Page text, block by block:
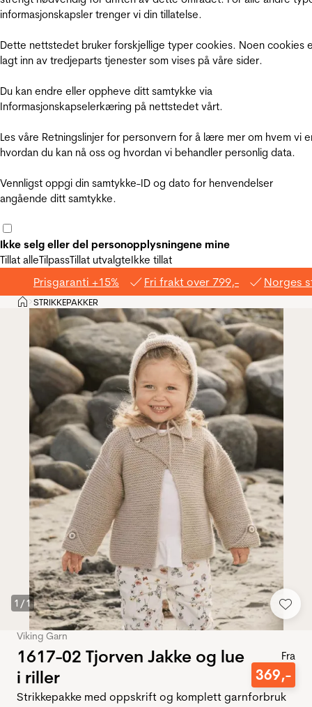
informasjonskapsler trenger vi din tillatelse.
Dette nettstedet bruker forskjellige typer cookies. Noen cookies
lagt inn av tredjeparts tjenester som vises på våre sider.
Du kan endre eller oppheve ditt samtykke via
Informasjonskapselerkæring på nettstedet vårt.
Les våre Retningslinjer for personvern for å lære mer om hvem vi
hvordan du kan nå oss og hvordan vi behandler personlig data.
Vennligst oppgi din samtykke-ID og dato for henvendelser
angående ditt samtykke.
Ikke selg eller del personopplysningene mine
Tillat alleTilpassTillat utvalgteIkke tillat
Prisgaranti +15% Fri frakt over 799,- Norges
Hjem
>STRIKKEPAKKER
1 /1
Viking Garn
1617-02 Tjorven Jakke og lue
i riller
Fra
369,-
Strikkepakke med oppskrift og komplett garnforbruk